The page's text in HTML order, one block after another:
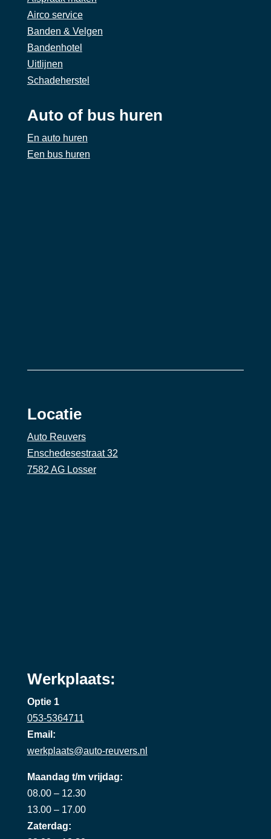
Airco service
Banden & Velgen
Bandenhotel
Uitlijnen
Schadeherstel
Auto of bus huren
En auto huren
Een bus huren
Locatie
Auto Reuvers
Enschedesestraat 32
7582 AG Losser
Werkplaats:
Optie 1
053-5364711
Email:
werkplaats@auto-reuvers.nl
Maandag t/m vrijdag:
08.00 – 12.30
13.00 – 17.00
Zaterdag: